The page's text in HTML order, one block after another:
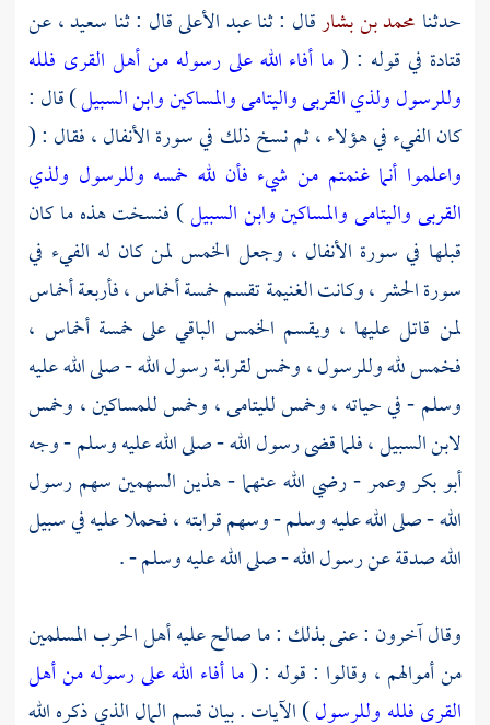
حدثنا محمد بن بشارقال : ثناعبد الأعلىقال : ثنا سعيد، عن
قتادة في قوله : (ما أفاء الله على رسوله من أهل القرى فلله
وللرسول ولذي القربى واليتامى والمساكين وابن السبيل) قال :
كان الفيء في هؤلاء ، ثم نسخ ذلك في سورة الأنفال ، فقال : (
واعلموا أنما غنمتم من شيء فأن لله خمسه وللرسول ولذي
القربى واليتامى والمساكين وابن السبيل) فنسخت هذه ما كان
قبلها في سورة الأنفال ، وجعل الخمس لمن كان له الفيء في
سورة الحشر ، وكانت الغنيمة تقسم خمسة أخماس ، فأربعة أخماس
لمن قاتل عليها ، ويقسم الخمس الباقي على خمسة أخماس ،
فخمس لله وللرسول ، وخمس لقرابة رسول الله - صلى الله عليه
وسلم - في حياته ، وخمس لليتامى ، وخمس للمساكين ، وخمس
لابن السبيل ، فلما قضى رسول الله - صلى الله عليه وسلم - وجه
أبو بكروعمر- رضي الله عنهما - هذين السهمين سهم رسول
الله - صلى الله عليه وسلم - وسهم قرابته ، فحملا عليه في سبيل
الله صدقة عن رسول الله - صلى الله عليه وسلم - .
وقال آخرون : عنى بذلك : ما صالح عليه أهل الحرب المسلمين
من أموالهم ، وقالوا : قوله : (ما أفاء الله على رسوله من أهل
القرى فلله وللرسول) الآيات . بيان قسم المال الذي ذكره الله